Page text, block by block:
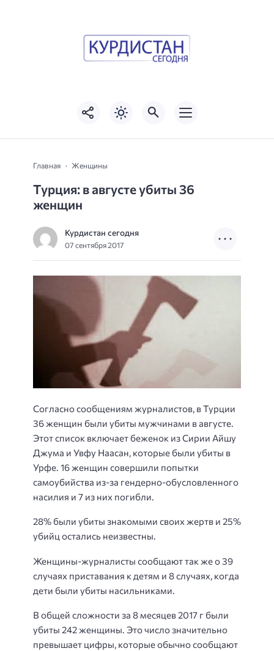
Главная Женщины
Турция: в августе убиты 36
женщин
Курдистан сегодня
07 сентября 2017
Согласно сообщениям журналистов, в Турции
36 женщин были убиты мужчинами в августе.
Этот список включает беженок из Сирии Айшу
Джума и Увфу Наасан, которые были убиты в
Урфе. 16 женщин совершили попытки
самоубийства из-за гендерно-обусловленного
насилия и 7 из них погибли.
28% были убиты знакомыми своих жертв и 25%
убийц остались неизвестны.
Женщины-журналисты сообщают так же о 39
случаях приставания к детям и 8 случаях, когда
дети были убиты насильниками.
В общей сложности за 8 месяцев 2017 г были
убиты 242 женщины. Это число значительно
превышает цифры, которые обычно сообщают